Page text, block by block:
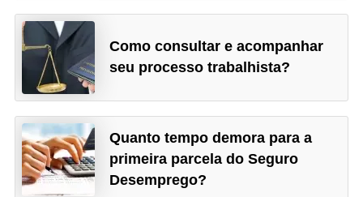
Como consultar e acompanhar
seu processo trabalhista?
Quanto tempo demora para a
primeira parcela do Seguro
Desemprego?